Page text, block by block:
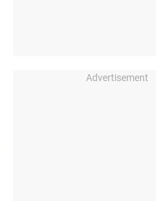
Advertisement